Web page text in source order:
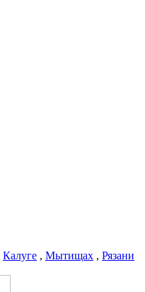
Калуге , Мытищах , Рязани